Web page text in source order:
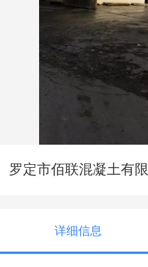
罗定市佰联混凝土有
详细信息